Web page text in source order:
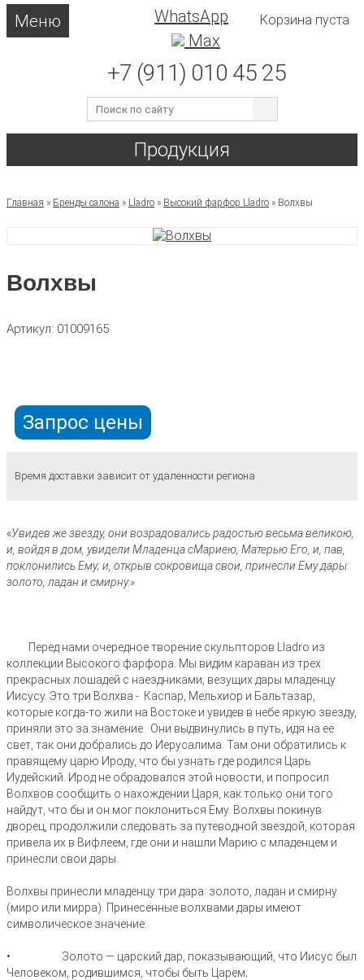
Меню
WhatsApp
Max
Корзина пуста
+7 (911) 010 45 25
Продукция
Главная » Бренды салона » Lladro » Высокий фарфор Lladro » Волхвы
Волхвы
Артикул: 01009165
Запрос цены
Время доставки зависит от удаленности региона
«Увидев же звезду, они возрадовались радостью весьма великою,
и, войдя в дом, увидели Младенца сМариею , Матерью Его, и, пав,
поклонились Ему; и, открыв сокровища свои, принесли Ему дары:
золото, ладан и смирну.»
Перед нами очередное творение скульпторов Lladro из
коллекции Высокого фарфора. Мы видим караван из трех
прекрасных лошадей с наездниками, везущих дары младенцу
Иисусу. Это три Волхва - Каспар, Мельхиор и Бальтазар,
которые когда-то жили на Востоке и увидев в небе яркую звезду,
приняли это за знамение. Они выдвинулись в путь, идя на ее
свет, так они добрались до Иерусалима. Там они обратились к
правящему царю Ироду, что бы узнать где родился Царь
Иудейский. Ирод не обрадовался этой новости, и попросил
Волхвов сообщить о нахождении Царя, как только они того
найдут, что бы и он мог поклониться Ему. Волхвы покинув
дворец, продолжили следовать за путеводной звездой, которая
привела их в Вифлеем, где они и нашли Марию с младенцем и
принесли свои дары.
Волхвы принесли младенцу три дара: золото, ладан и смирну
(миро или мирра). Принесённые волхвами дары имеют
символическое значение:
• Золото — царский дар, показывающий, что Иисус был
Человеком, родившимся, чтобы быть Царём;